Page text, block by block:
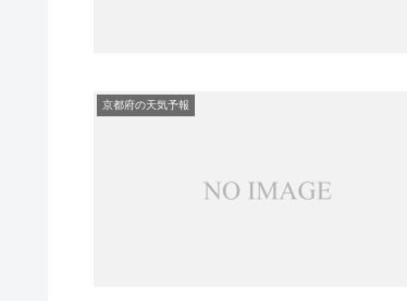
京都府の天気予報